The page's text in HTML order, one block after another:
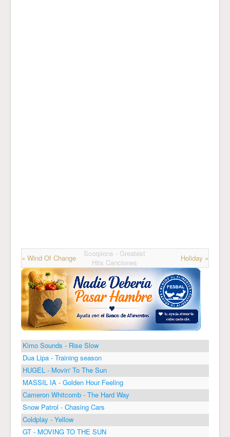
« Wind Of Change
Scorpions - Greatest
Hits Canciones
Holiday »
Kimo Sounds - Rise Slow
Dua Lipa - Training season
HUGEL - Movin' To The Sun
MASSIL IA - Golden Hour Feeling
Cameron Whitcomb - The Hard Way
Snow Patrol - Chasing Cars
Coldplay - Yellow
GT - MOVING TO THE SUN